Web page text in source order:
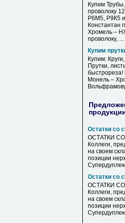
Купим
проволоку
Р6М5, Р9К5
Константан
Хромель –
проволоку, ...
Купим
Купим:
Прутки,
Монель –
Остатки со
ОСТАТКИ
Коллеги,
на своем
позиции
Остатки со
ОСТАТКИ
Коллеги,
на своем
позиции